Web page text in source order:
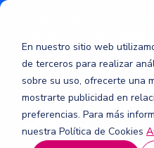
En nuestro sitio web
de terceros para realizar
sobre su uso, ofrecerte una
mostrarte publicidad en
preferencias. Para más
nuestra Política de Cookies
¿Eres accionista? Conoce